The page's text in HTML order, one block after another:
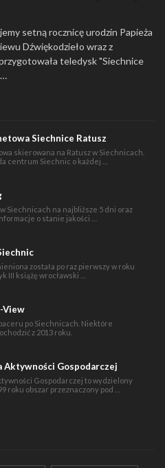
setną rocznicę urodzin Papieża
Dźwiękodzieło wraz z
teledysk "Siechnice
Siechnice Ratusz
skierowana na Ratusz w Siechnicach.
centrum Siechnic o każdej …
Siechnicach na najbliższe 5 dni oraz
o stanie jakości …
została po raz pierwszy w roku
III książę wrocławski …
View
po Siechnicach. Niektóre
z 2013 roku.
Aktywności Gospodarczej
Gospodarczej to wydzielony
roku obszar przeznaczony pod …